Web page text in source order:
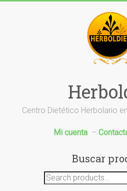
Centro Dietético Herbolario
Mi cuenta –
Buscar
Search
for: